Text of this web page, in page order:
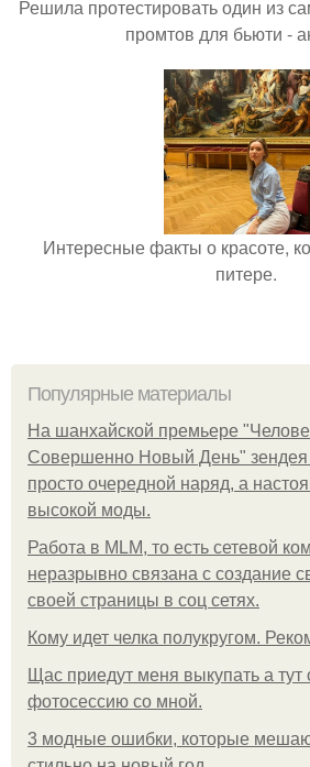
Решила протестировать один из
промтов для бьюти -
Интересные факты о красоте,
питере.
Популярные материалы
На шанхайской премьере
Совершенно Новый День"
просто очередной наряд, а
высокой моды.
Работа в MLM, то есть сетевой
неразрывно связана с создание
своей страницы в соц сетях.
Кому идет челка полукругом.
Щас приедут меня выкупать а тут
фотосессию со мной.
3 модные ошибки, которые